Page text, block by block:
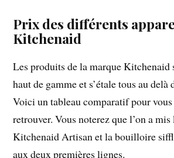
Prix des différents
Kitchenaid
Les produits de la marque Kitchenaid
haut de gamme et s’étale tous au delà
Voici un tableau comparatif pour
retrouver. Vous noterez que l’on a
Kitchenaid Artisan et la bouilloire
aux deux premières lignes.